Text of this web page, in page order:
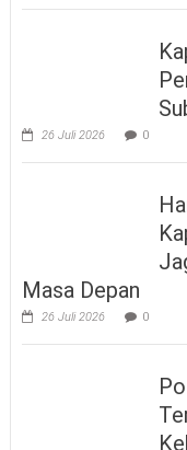
26 Juli 2026 0
Masa Depan
26 Juli 2026 0